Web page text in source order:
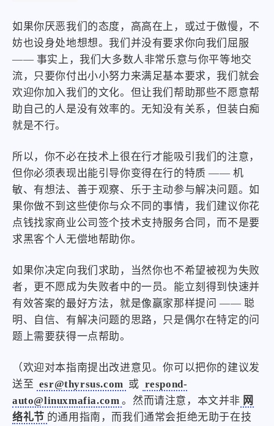
如果你厌恶我们的态度，高高在上，或过于傲慢，不
妨也设身处地想想。我们并没有要求你向我们屈服
—— 事实上，我们大多数人非常乐意与你平等地交
流，只要你付出小小努力来满足基本要求，我们就会
欢迎你加入我们的文化。但让我们帮助那些不愿意帮
助自己的人是没有效率的。无知没有关系，但装白痴
就是不行。
所以，你不必在技术上很在行才能吸引我们的注意，
但你必须表现出能引导你变得在行的特质 —— 机
敏、有想法、善于观察、乐于主动参与解决问题。如
果你做不到这些使你与众不同的事情，我们建议你花
点钱找家商业公司签个技术支持服务合同，而不是要
求黑客个人无偿地帮助你。
如果你决定向我们求助，当然你也不希望被视为失败
者，更不愿成为失败者中的一员。能立刻得到快速并
有效答案的最好方法，就是像赢家那样提问 —— 聪
明、自信、有解决问题的思路，只是偶尔在特定的问
题上需要获得一点帮助。
（欢迎对本指南提出改进意见。你可以把你的建议发
送至 esr@thyrsus.com 或 respond-
auto@linuxmafia.com 。然而请注意，本文并非 网
络礼节 的通用指南，而我们通常会拒绝无助于在技